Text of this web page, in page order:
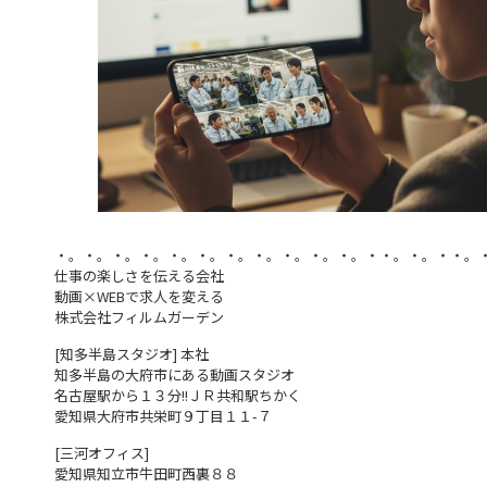
・。・。・。・。・。・。・。・。・。・。・。・・。・。・・。
仕事の楽しさを伝える会社
動画×WEBで求人を変える
株式会社フィルムガーデン
[知多半島スタジオ] 本社
知多半島の大府市にある動画スタジオ
名古屋駅から１３分!!ＪＲ共和駅ちかく
愛知県大府市共栄町９丁目１１-７
[三河オフィス]
愛知県知立市牛田町西裏８８